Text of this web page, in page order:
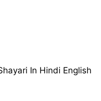
In Hindi English